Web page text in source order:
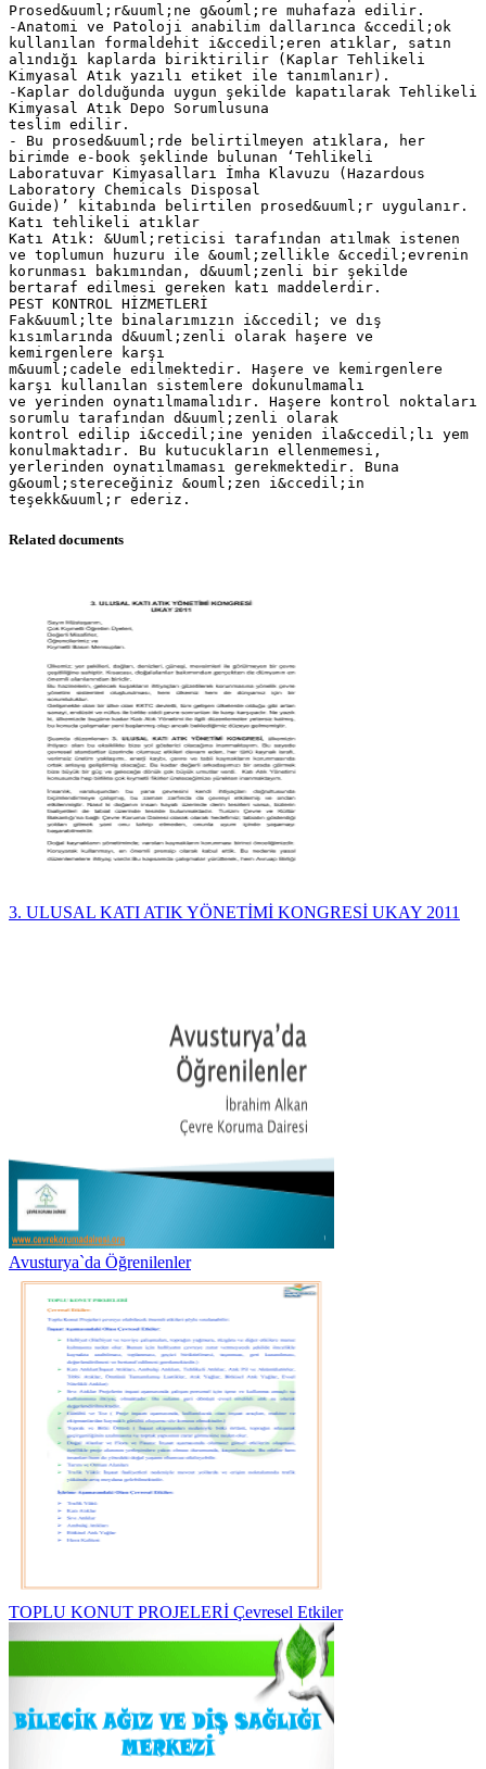
Prosed&uuml;r&uuml;ne g&ouml;re muhafaza edilir.
-Anatomi ve Patoloji anabilim dallarınca &ccedil;ok
kullanılan formaldehit i&ccedil;eren atıklar, satın
alındığı kaplarda biriktirilir (Kaplar Tehlikeli
Kimyasal Atık yazılı etiket ile tanımlanır).
-Kaplar dolduğunda uygun şekilde kapatılarak Tehlikeli
Kimyasal Atık Depo Sorumlusuna
teslim edilir.
- Bu prosed&uuml;rde belirtilmeyen atıklara, her
birimde e-book şeklinde bulunan ‘Tehlikeli
Laboratuvar Kimyasalları İmha Klavuzu (Hazardous
Laboratory Chemicals Disposal
Guide)’ kitabında belirtilen prosed&uuml;r uygulanır.
Katı tehlikeli atıklar
Katı Atık: &Uuml;reticisi tarafından atılmak istenen
ve toplumun huzuru ile &ouml;zellikle &ccedil;evrenin
korunması bakımından, d&uuml;zenli bir şekilde
bertaraf edilmesi gereken katı maddelerdir.
PEST KONTROL HİZMETLERİ
Fak&uuml;lte binalarımızın i&ccedil; ve dış
kısımlarında d&uuml;zenli olarak haşere ve
kemirgenlere karşı
m&uuml;cadele edilmektedir. Haşere ve kemirgenlere
karşı kullanılan sistemlere dokunulmamalı
ve yerinden oynatılmamalıdır. Haşere kontrol noktaları
sorumlu tarafından d&uuml;zenli olarak
kontrol edilip i&ccedil;ine yeniden ila&ccedil;lı yem
konulmaktadır. Bu kutucukların ellenmemesi,
yerlerinden oynatılmaması gerekmektedir. Buna
g&ouml;stereceğiniz &ouml;zen i&ccedil;in
Related documents
3. ULUSAL KATI ATIK YÖNETİMİ KONGRESİ UKAY 2011
Avusturya`da Öğrenilenler
TOPLU KONUT PROJELERİ Çevresel Etkiler